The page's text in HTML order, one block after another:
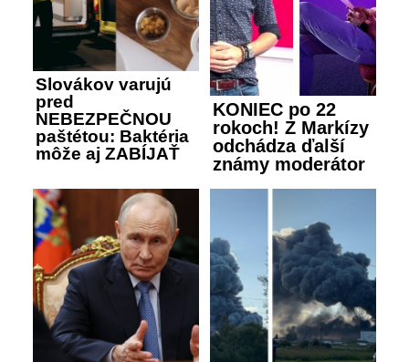
Slovákov varujú
pred
NEBEZPEČNOU
paštétou: Baktéria
môže aj ZABÍJAŤ
KONIEC po 22
rokoch! Z Markízy
odchádza ďalší
známy moderátor